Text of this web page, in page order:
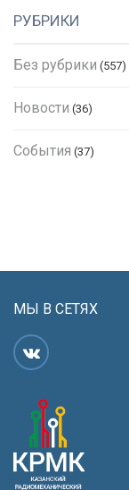
РУБРИКИ
Без рубрики (557)
Новости (36)
События (37)
МЫ В СЕТЯХ